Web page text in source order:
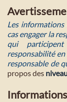
Les
cas engager la
qui
responsabilité
responsable de
propos des
Informations